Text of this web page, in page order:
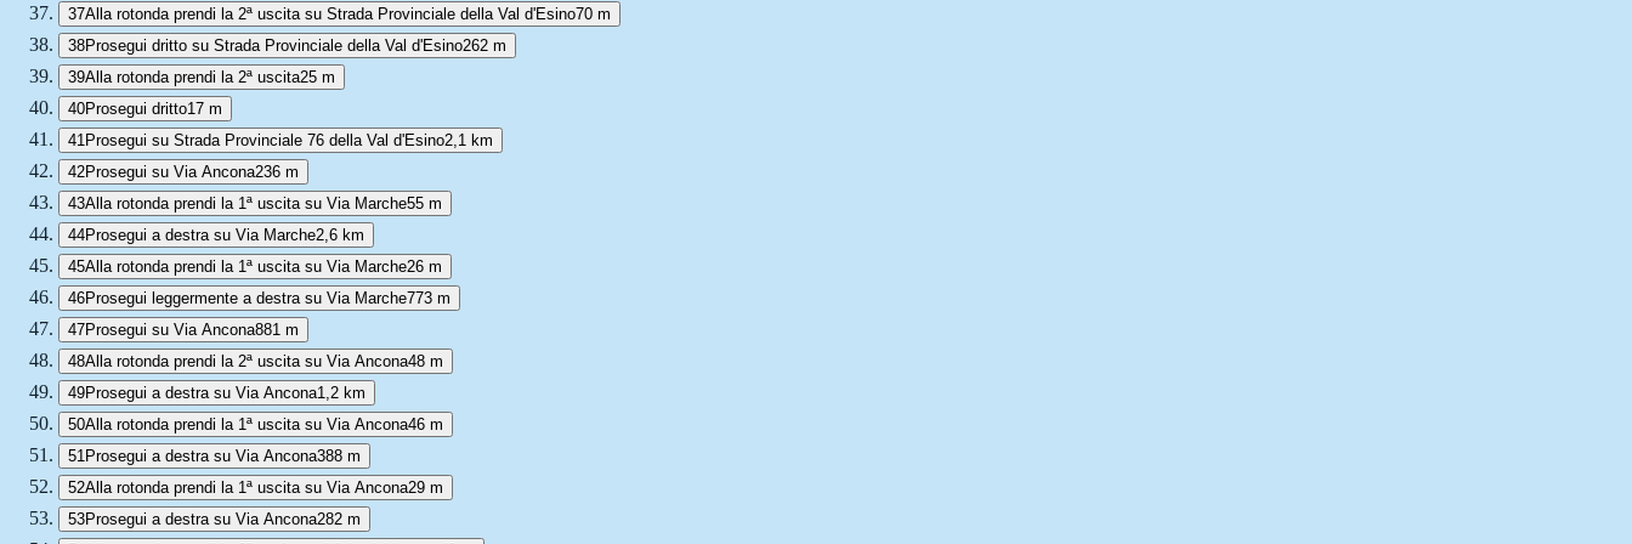
37Alla rotonda prendi la 2ª uscita su Strada Provinciale della Val d'Esino70 m
38Prosegui dritto su Strada Provinciale della Val d'Esino262 m
39Alla rotonda prendi la 2ª uscita25 m
40Prosegui dritto17 m
41 Prosegui su Strada Provinciale 76 della Val d'Esino2,1 km
42Prosegui su Via Ancona236 m
43Alla rotonda prendi la 1ª uscita su Via Marche55 m
44Prosegui a destra su Via Marche2,6 km
45Alla rotonda prendi la 1ª uscita su Via Marche26 m
46Prosegui leggermente a destra su Via Marche773 m
47Prosegui su Via Ancona881 m
48Alla rotonda prendi la 2ª uscita su Via Ancona48 m
49Prosegui a destra su Via Ancona1,2 km
50Alla rotonda prendi la 1ª uscita su Via Ancona46 m
51 Prosegui a destra su Via Ancona388 m
52Alla rotonda prendi la 1ª uscita su Via Ancona29 m
53Prosegui a destra su Via Ancona282 m